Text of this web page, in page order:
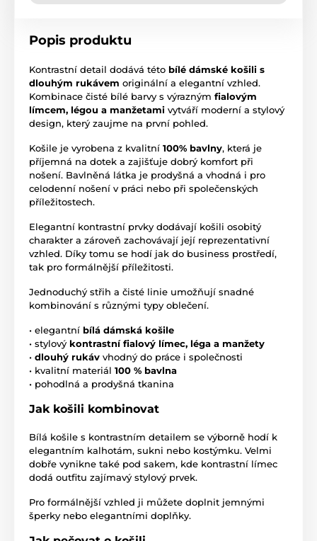
Popis produktu
Kontrastní detail dodává této bílé dámské košili s
dlouhým rukávem originální a elegantní vzhled.
Kombinace čisté bílé barvy s výrazným fialovým
límcem, légou a manžetami vytváří moderní a stylový
design, který zaujme na první pohled.
Košile je vyrobena z kvalitní 100% bavlny, která je
příjemná na dotek a zajišťuje dobrý komfort při
nošení. Bavlněná látka je prodyšná a vhodná i pro
celodenní nošení v práci nebo při společenských
příležitostech.
Elegantní kontrastní prvky dodávají košili osobitý
charakter a zároveň zachovávají její reprezentativní
vzhled. Díky tomu se hodí jak do business prostředí,
tak pro formálnější příležitosti.
Jednoduchý střih a čisté linie umožňují snadné
kombinování s různými typy oblečení.
• elegantní bílá dámská košile
• stylový kontrastní fialový límec, léga a manžety
• dlouhý rukáv vhodný do práce i společnosti
• kvalitní materiál 100 % bavlna
• pohodlná a prodyšná tkanina
Jak košili kombinovat
Bílá košile s kontrastním detailem se výborně hodí k
elegantním kalhotám, sukni nebo kostýmku. Velmi
dobře vynikne také pod sakem, kde kontrastní límec
dodá outfitu zajímavý stylový prvek.
Pro formálnější vzhled ji můžete doplnit jemnými
šperky nebo elegantními doplňky.